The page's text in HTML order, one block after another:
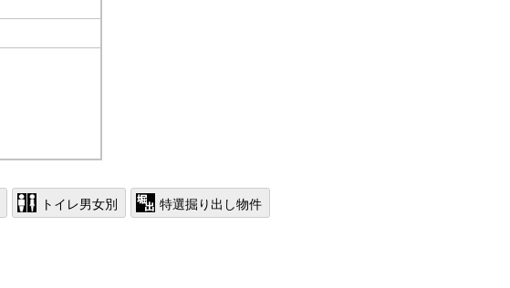
トイレ男女別 特選掘り出し物件